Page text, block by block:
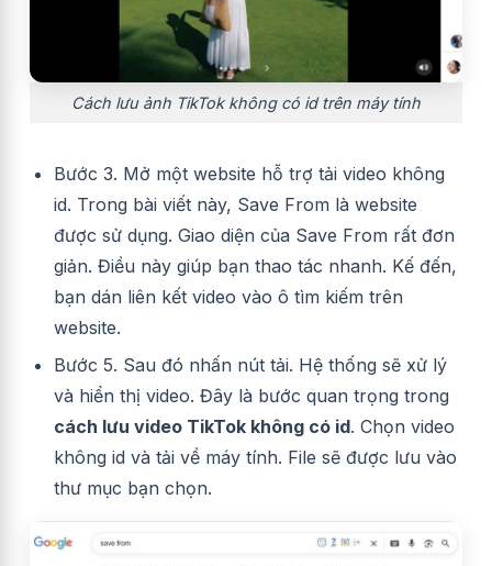
Cách lưu ảnh TikTok không có id trên máy tính
Bước 3. Mở một website hỗ trợ tải video không
id. Trong bài viết này, Save From là website
được sử dụng. Giao diện của Save From rất đơn
giản. Điều này giúp bạn thao tác nhanh. Kế đến,
bạn dán liên kết video vào ô tìm kiếm trên
website.
Bước 5. Sau đó nhấn nút tải. Hệ thống sẽ xử lý
và hiển thị video. Đây là bước quan trọng trong
cách lưu video TikTok không có id. Chọn video
không id và tải về máy tính. File sẽ được lưu vào
thư mục bạn chọn.